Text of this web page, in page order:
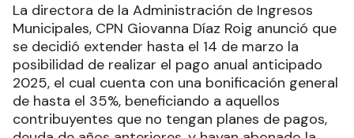
La directora de la Administración de Ingresos
Municipales, CPN Giovanna Díaz Roig anunció que
se decidió extender hasta el 14 de marzo la
posibilidad de realizar el pago anual anticipado
2025, el cual cuenta con una bonificación general
de hasta el 35%, beneficiando a aquellos
contribuyentes que no tengan planes de pagos,